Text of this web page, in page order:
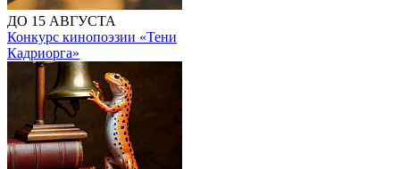
ДО 15 АВГУСТА
Конкурс кинопоэзии «Тени
Кадриорга»